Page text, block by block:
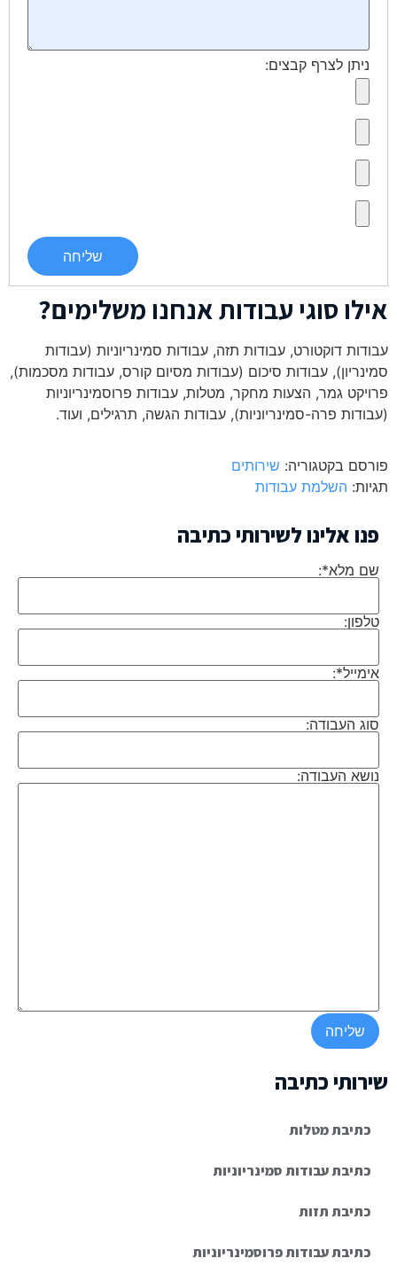
ניתן לצרף קבצים:
אילו סוגי עבודות אנחנו משלימים?
עבודות דוקטורט, עבודות תזה, עבודות סמינריוניות (עבודות
סמינריון), עבודות סיכום (עבודות מסיום קורס, עבודות מסכמות),
פרויקט גמר, הצעות מחקר, מטלות, עבודות פרוסמינריוניות
(עבודות פרה-סמינריוניות), עבודות הגשה, תרגילים, ועוד.
פורסם בקטגוריה: שירותים
תגיות: השלמת עבודות
פנו אלינו לשירותי כתיבה
שם מלא*:
טלפון:
אימייל*:
סוג העבודה:
נושא העבודה:
שירותי כתיבה
כתיבת מטלות
כתיבת עבודות סמינריוניות
כתיבת תזות
כתיבת עבודות פרוסמינריוניות